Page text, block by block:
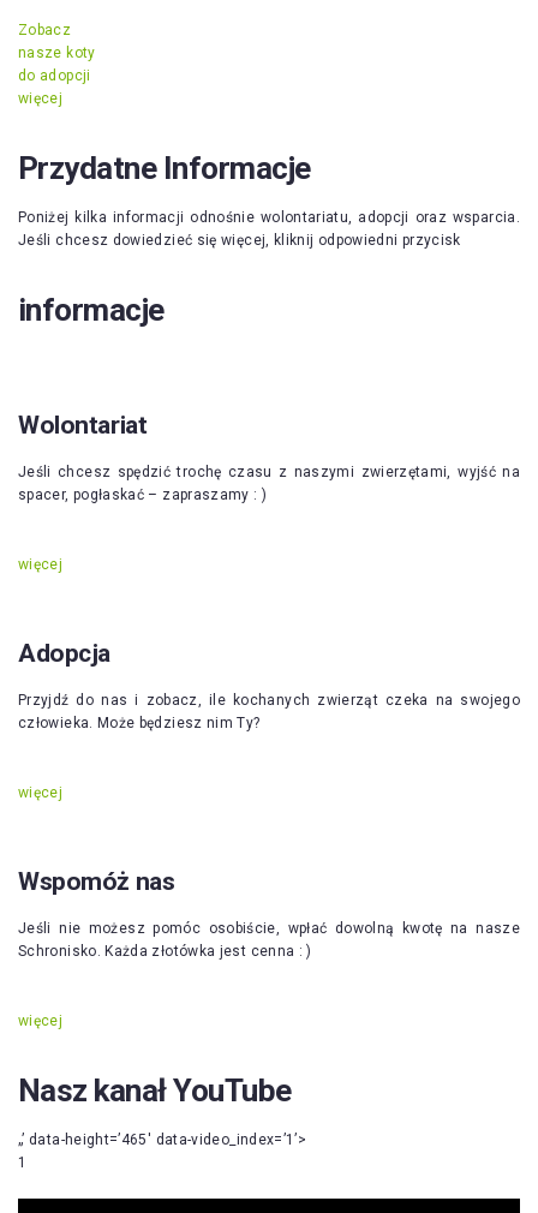
Zobacz
nasze koty
do adopcji
więcej
Przydatne Informacje
Poniżej kilka informacji odnośnie wolontariatu, adopcji oraz wsparcia.
Jeśli chcesz dowiedzieć się więcej, kliknij odpowiedni przycisk
informacje
Wolontariat
Jeśli chcesz spędzić trochę czasu z naszymi zwierzętami, wyjść na
spacer, pogłaskać – zapraszamy : )
więcej
Adopcja
Przyjdź do nas i zobacz, ile kochanych zwierząt czeka na swojego
człowieka. Może będziesz nim Ty?
więcej
Wspomóż nas
Jeśli nie możesz pomóc osobiście, wpłać dowolną kwotę na nasze
Schronisko. Każda złotówka jest cenna : )
więcej
Nasz kanał YouTube
„’ data-height=’465′ data-video_index=’1’>
1